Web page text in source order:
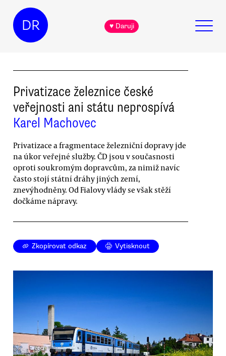
DR ♥ Daruji
Privatizace železnice české
veřejnosti ani státu neprospívá
Karel Machovec
Privatizace a fragmentace železniční dopravy jde
na úkor veřejné služby. ČD jsou v současnosti
oproti soukromým dopravcům, za nimiž navíc
často stojí státní dráhy jiných zemí,
znevýhodněny. Od Fialovy vlády se však stěží
dočkáme nápravy.
Zkopírovat odkaz Vytisknout